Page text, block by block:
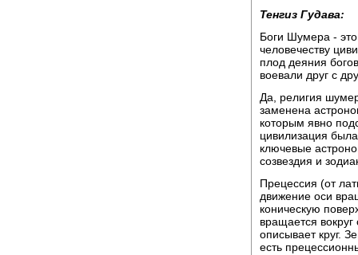
Тенгиз Гудава:
Боги Шумера -
человечеству
плод деяния
воевали друг с
Да, религия
заменена
которым явно
цивилизация
ключевые
созвездия и
Прецессия (от
движение оси
коническую
вращается
описывает круг.
есть